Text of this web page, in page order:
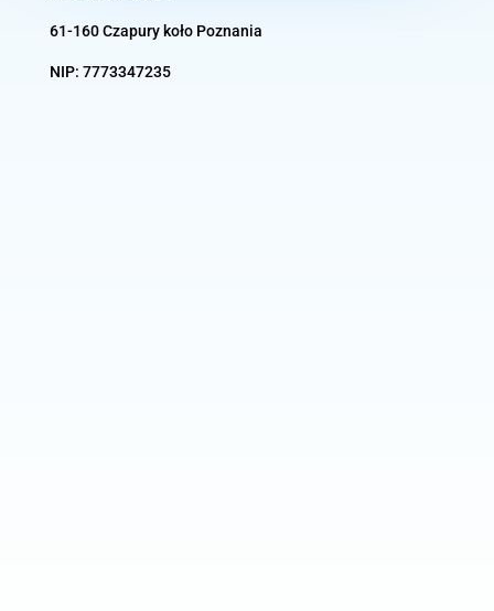
61-160 Czapury koło Poznania
NIP: 7773347235